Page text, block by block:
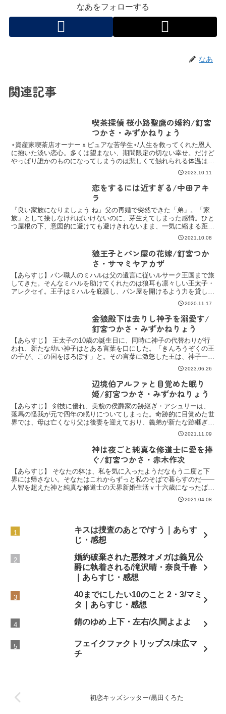
なあをフォローする
なあ
関連記事
喫茶探偵 桜小路聖鷹の婚約/釘宮
つかさ・みずかねりょう
⋆資産家喫茶店オーナーｘピュアな苦学生⋆/人生を救ってくれた恩人
に抱いた淡い恋心。多くは望まない、期間限定の切ない幸せ。だけど
やっぱり誰かのものになってしまうのは悲しくて触れられる体温は、
2023.10.11
恋をするには近すぎる/中田アキ
ラ
『良い家族になりましょう ね』父の再婚で突然できた「弟」。「家
族」として接しなければいけないのに、芽生えてしまった感情。ひと
つ屋根の下、意図的に避けても避けきれないまま、一気に縮まる距
離。『かわいい』と言われて一瞬ときめいてだけどその言葉の2021.10.08
狼王子とパン屋の花嫁/釘宮つか
さ・サマミヤアカザ
【あらすじ】パン職人のミハルは父の遺言に従いルサーク王国まで旅
してきた。そんなミハルを助けてくれたのは狼耳も凛々しい王太子・
アレクセイ。王子はミハルを庇護し、パン屋を開けるよう力を貸して
くれる。ミハルが作るパンはとても美味しくすぐに町一番の...2020.11.17
金狼殿下は去りし神子を溺愛す/
釘宮つかさ・みずかねりょう
【あらすじ】 王太子の10歳の誕生日に、同時に神子の代替わりが行
われ、新たな幼い神子はとある言葉を口にした。「きんろうぞくの王
の子が、この国をほろぼす」と。その言葉に激怒した王は、神子一族
を国から追い出してしまったのだ。そこから国には不幸が...2023.06.26
辺境伯アルファと目覚めた眠り
姫/釘宮つかさ・みずかねりょう
【あらすじ】 剣技に優れ、美貌の侯爵家の跡継ぎ・アシュリーは、
落馬の怪我が元で四年の眠りについてしまった。奇跡的に目覚めた世
界では、母は亡くなり父は後妻を迎えており、義弟が新たな跡継ぎ候
補になっていた。リハビリをしながらも絶望の日々を送るア...2021.11.09
神は夜ごと純真な修道士に愛を捧
ぐ/釘宮つかさ・赤木作次
【あらすじ】 そなたの躰は、私を気に入ったようだなもう二度と下
界には帰さない。そなたはこれからずっと私のそばで暮らすのだ――
人智を超えた神と純真な修道士の天界新婚生活ｖ十六歳になったばか
りのユリスは、由緒ある修道院で清らかな暮らしを送る修道...2021.04.08
キスは捜査のあとで/すう｜あらす
じ・感想
婚約破棄された悪辣オメガは義兄公
爵に執着される/滝沢晴・奈良千春
｜あらすじ・感想
40までにしたい10のこと 2・3/マミ
タ｜あらすじ・感想
錆のゆめ 上下・左右/久間よよよ
フェイクファクトリップス/末広マ
チ
初恋キッズシッター/黒田くろた